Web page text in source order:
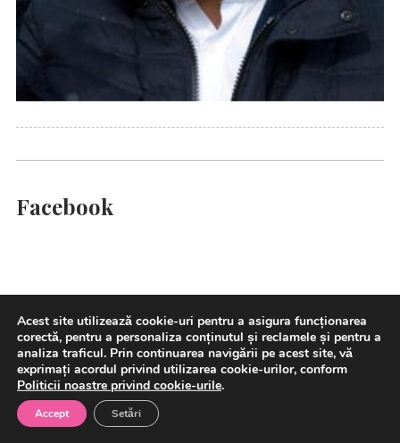
Facebook
Comunicate de presa
Banca Transilvania finanțează cu 71,4 milioane de
euro dezvoltarea parcului fotovoltaic Eco Sun
Niculești
Acest site utilizează cookie-uri pentru a asigura funcționarea
corectă, pentru a personaliza conținutul și reclamele și pentru a
analiza traficul. Prin continuarea navigării pe acest site, vă
exprimați acordul privind utilizarea cookie-urilor, conform
Politicii noastre privind cookie-urile.
Accept Setări